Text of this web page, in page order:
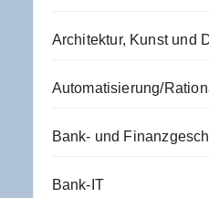
Architektur, Kunst und
Automatisierung/
Bank- und
Bank-IT